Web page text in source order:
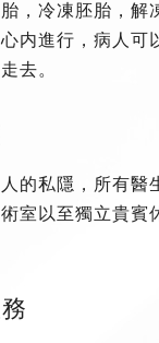
，冷凍胚胎，解
内進行，病人可
去。
的私隱，所有醫
室以至獨立貴賓